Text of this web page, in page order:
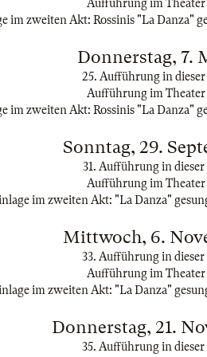
Aufführung im Theater
im zweiten Akt: Rossinis "La Danza"
Donnerstag, 7.
25. Aufführung in
Aufführung im Theater
im zweiten Akt: Rossinis "La Danza"
Sonntag, 29.
31. Aufführung in
Aufführung im Theater
im zweiten Akt: "La Danza"
Mittwoch, 6.
33. Aufführung in
Aufführung im Theater
im zweiten Akt: "La Danza"
Donnerstag, 21.
35. Aufführung in